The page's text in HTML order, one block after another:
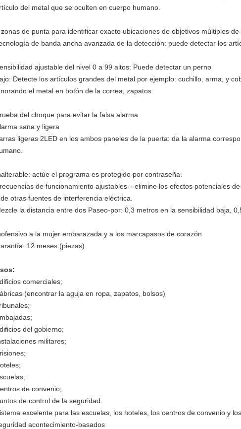
del metal que se oculten en cuerpo humano.
de punta para identificar exacto ubicaciones de objetivos múltiples de
de banda ancha avanzada de la detección: puede detectar los
ajustable del nivel 0 a 99 altos: Puede detectar un perno
Detecte los artículos grandes del metal por ejemplo: cuchillo, arma, y
el metal en botón de la correa, zapatos.
del choque para evitar la falsa alarma
sana y ligera
ligeras 2LED en los ambos paneles de la puerta: da la alarma
actúe el programa es protegido por contraseña.
de funcionamiento ajustables---elimine los efectos potenciales
otras fuentes de interferencia eléctrica.
la distancia entre dos Paseo-por: 0,3 metros en la sensibilidad baja,
a la mujer embarazada y a los marcapasos de corazón
12 meses (piezas)
comerciales;
(encontrar la aguja en ropa, zapatos, bolsos)
del gobierno;
militares;
de convenio;
de control de la seguridad.
excelente para las escuelas, los hoteles, los centros de convenio y
acontecimiento-basados